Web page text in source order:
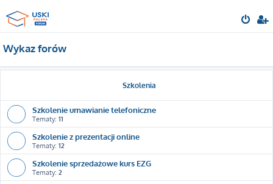
Wykaz forów
Szkolenia
Szkolenie umawianie telefoniczne
Tematy: 11
Szkolenie z prezentacji online
Tematy: 12
Szkolenie sprzedażowe kurs EZG
Tematy: 2